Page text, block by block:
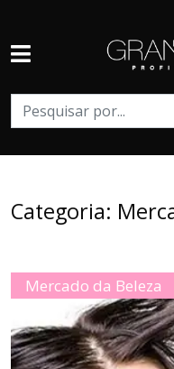
Categoria:
Mercado da Beleza